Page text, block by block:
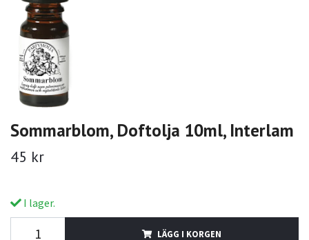
Sommarblom, Doftolja 10ml, Interlam
45 kr
I lager.
LÄGG I KORGEN